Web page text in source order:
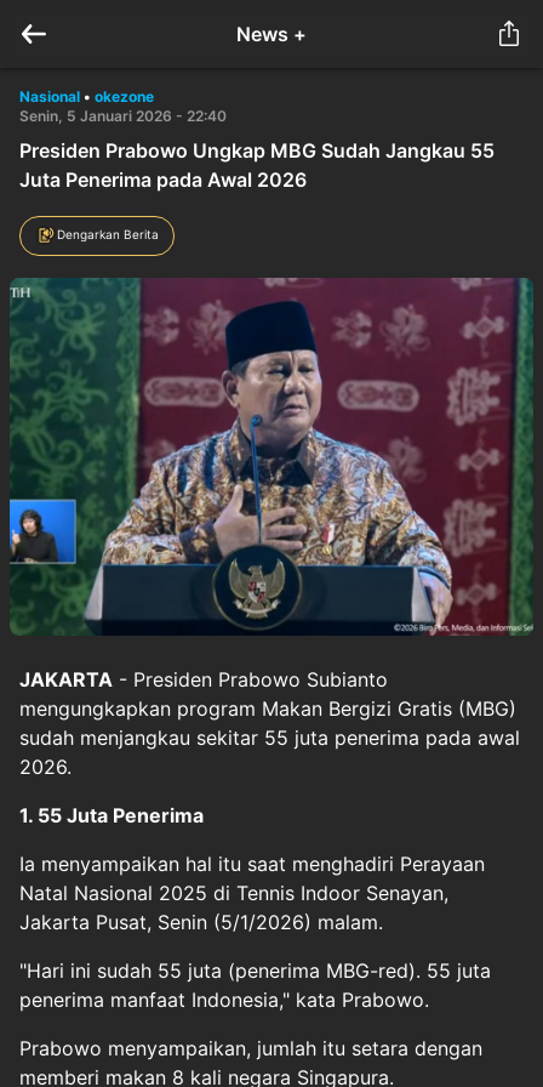
News +
Nasional • okezone
Senin, 5 Januari 2026 - 22:40
Presiden Prabowo Ungkap MBG Sudah Jangkau 55
Juta Penerima pada Awal 2026
Dengarkan Berita
JAKARTA - Presiden Prabowo Subianto
mengungkapkan program Makan Bergizi Gratis (MBG)
sudah menjangkau sekitar 55 juta penerima pada awal
2026.
1. 55 Juta Penerima
Ia menyampaikan hal itu saat menghadiri Perayaan
Natal Nasional 2025 di Tennis Indoor Senayan,
Jakarta Pusat, Senin (5/1/2026) malam.
"Hari ini sudah 55 juta (penerima MBG-red). 55 juta
penerima manfaat Indonesia," kata Prabowo.
Prabowo menyampaikan, jumlah itu setara dengan
memberi makan 8 kali negara Singapura.